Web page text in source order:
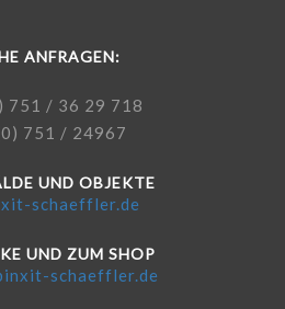
ANFRAGEN:
751 / 36 29 718
751 / 24967
UND OBJEKTE
schaeffler.de
UND ZUM SHOP
schaeffler.de